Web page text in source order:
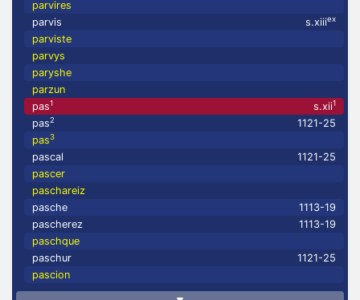
parvires
parvis
s.xiiiex
parviste
parvys
paryshe
parzun
pas1 s.xii1
pas2
1121-25
pas3
pascal
1121-25
pascer
paschareiz
pasche
1113-19
pascherez
1113-19
paschque
paschur
1121-25
pascion